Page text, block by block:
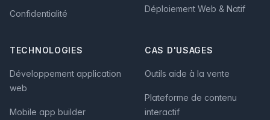
Confidentialité Déploiement Web & Natif
TECHNOLOGIES
Développement application
web
Mobile app builder
CAS D'USAGES
Outils aide à la vente
Plateforme de contenu
interactif